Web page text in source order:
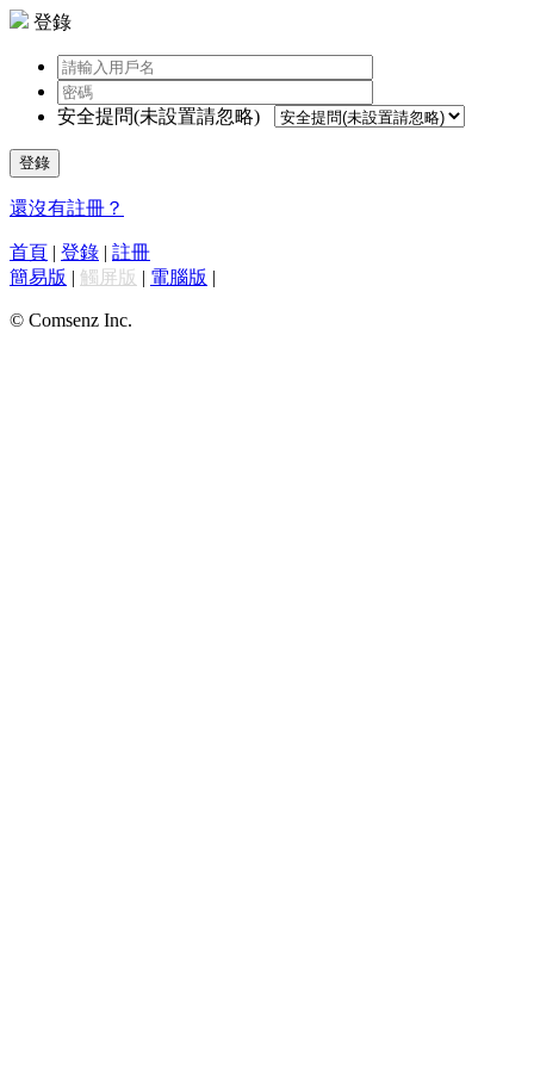
登錄
安全提問(未設置請忽略)
登錄
還沒有註冊？
首頁 | 登錄 | 註冊
簡易版 | 觸屏版 | 電腦版 |
© Comsenz Inc.